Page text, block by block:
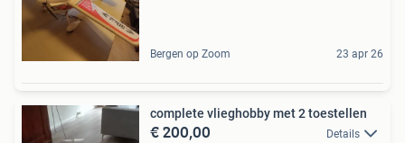
Bergen op Zoom 23 apr 26
complete vlieghobby met 2 toestellen
€ 200,00 Details